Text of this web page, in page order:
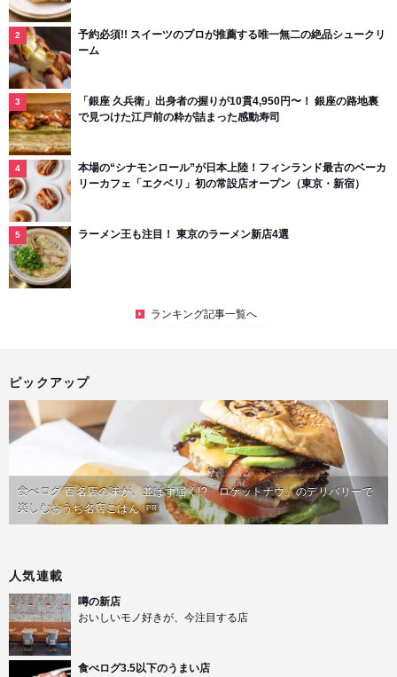
予約必須!! スイーツのプロが推薦する唯一無二の絶品シュークリ
ーム
「銀座 久兵衛」出身者の握りが10貫4,950円〜！ 銀座の路地裏
で見つけた江戸前の粋が詰まった感動寿司
本場の“シナモンロール”が日本上陸！フィンランド最古のベーカ
リーカフェ「エクベリ」初の常設店オープン（東京・新宿）
ラーメン王も注目！ 東京のラーメン新店4選
ランキング記事一覧へ
ピックアップ
食べログ 百名店の味が、並ばず届く!?「ロケットナウ」のデリバリーで
楽しむおうち名店ごはん PR
人気連載
噂の新店
おいしいモノ好きが、今注目する店
食べログ3.5以下のうまい店